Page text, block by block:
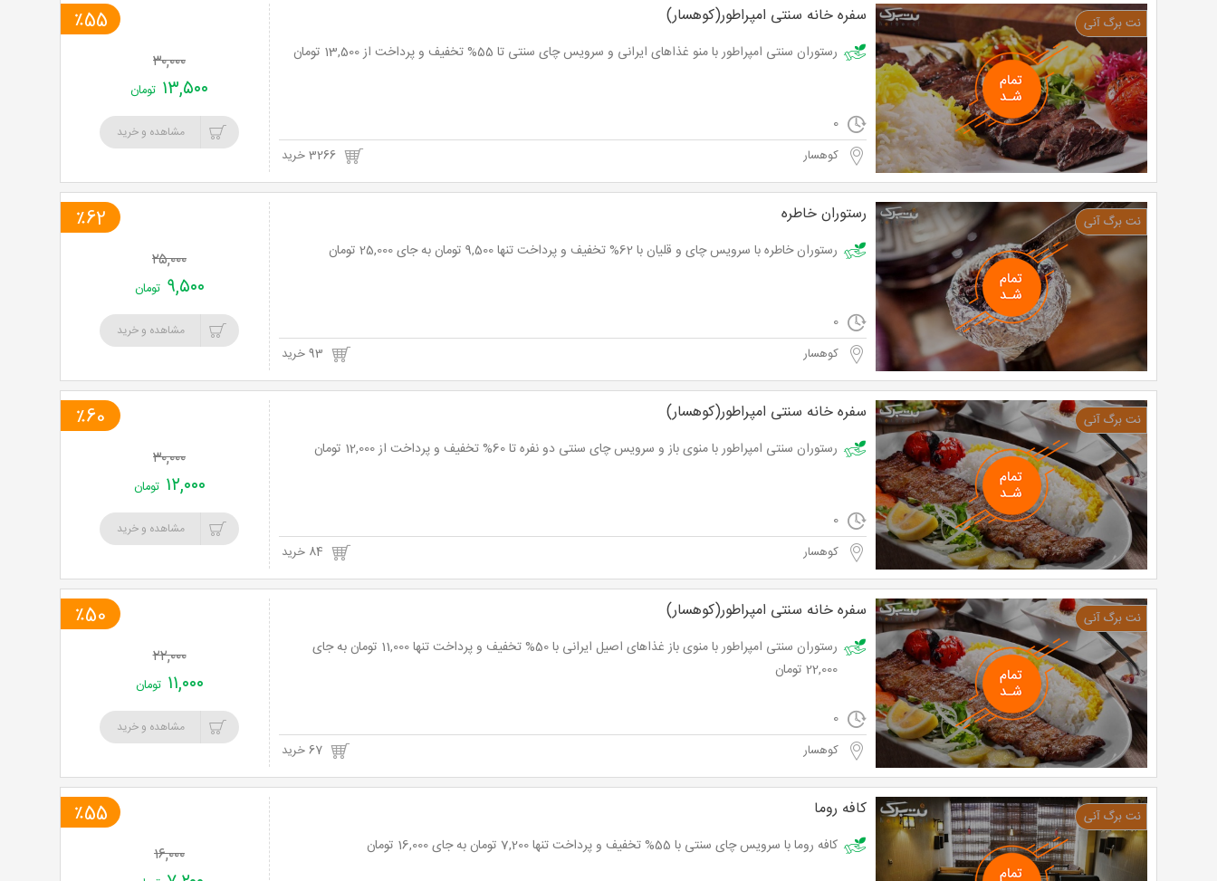
سفره خانه سنتی امپراطور(کوهسار)
رستوران سنتی امپراطور با منو غذاهای ایرانی و سرویس چای سنتی تا 55% تخفیف و پرداخت از 13,500 تومان
0
کوهسار 3266 خرید
٪55
۳۰,۰۰۰
۱۳,۵۰۰ تومان
مشاهده و خرید
رستوران خاطره
رستوران خاطره با سرویس چای و قلیان با 62% تخفیف و پرداخت تنها 9,500 تومان به جای 25,000 تومان
0
کوهسار
٪62
۲۵,۰۰۰
۹,۵۰۰ تومان
مشاهده و خرید
سفره خانه سنتی امپراطور(کوهسار)
رستوران سنتی امپراطور با منوی باز و سرویس چای سنتی دو نفره تا 60% تخفیف و پرداخت از 12,000 تومان
0
کوهسار
٪60
۳۰,۰۰۰
۱۲,۰۰۰ تومان
مشاهده و خرید
سفره خانه سنتی امپراطور(کوهسار)
رستوران سنتی امپراطور با منوی باز غذاهای اصیل ایرانی با 50% تخفیف و پرداخت تنها 11,000 تومان به جای
22,000 تومان
0
کوهسار 67 خرید
٪50
۲۲,۰۰۰
۱۱,۰۰۰ تومان
مشاهده و خرید
کافه روما
کافه روما با سرویس چای سنتی با 55% تخفیف و پرداخت تنها 7,200 تومان به جای 16,000 تومان
٪55
۱۶,۰۰۰